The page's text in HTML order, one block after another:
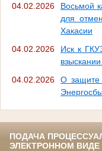
04.02.2026
Восьмой
для
Хакасии
04.02.2026
Иск к
04.02.2026
О защите
ПОДАЧА
ЭЛЕКТРОННОМ ВИДЕ